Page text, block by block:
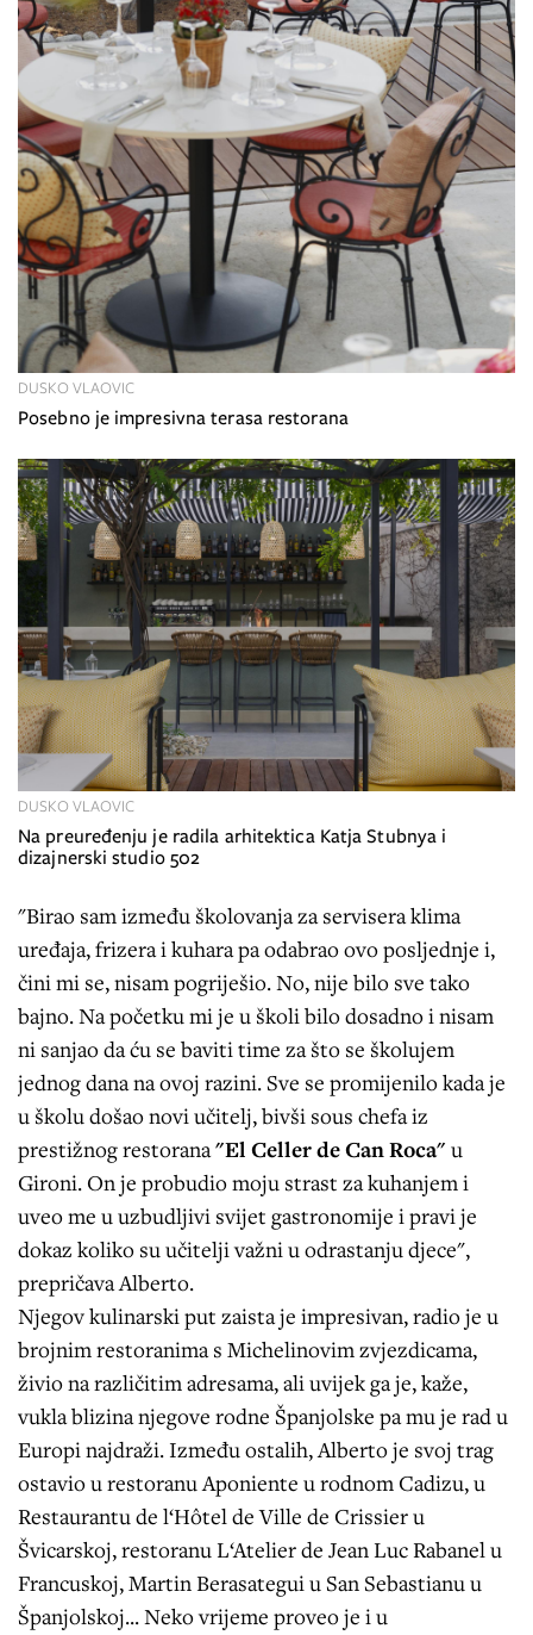
Posebno je impresivna terasa restorana
DUSKO VLAOVIC
Na preuređenju je radila arhitektica Katja Stubnya i
dizajnerski studio 502
DUSKO VLAOVIC
"Birao sam između školovanja za servisera klima
uređaja, frizera i kuhara pa odabrao ovo posljednje i,
čini mi se, nisam pogriješio. No, nije bilo sve tako
bajno. Na početku mi je u školi bilo dosadno i nisam
ni sanjao da ću se baviti time za što se školujem
jednog dana na ovoj razini. Sve se promijenilo kada je
u školu došao novi učitelj, bivši sous chefa iz
prestižnog restorana "El Celler de Can Roca" u
Gironi. On je probudio moju strast za kuhanjem i
uveo me u uzbudljivi svijet gastronomije i pravi je
dokaz koliko su učitelji važni u odrastanju djece",
prepričava Alberto.
Njegov kulinarski put zaista je impresivan, radio je u
brojnim restoranima s Michelinovim zvjezdicama,
živio na različitim adresama, ali uvijek ga je, kaže,
vukla blizina njegove rodne Španjolske pa mu je rad u
Europi najdraži. Između ostalih, Alberto je svoj trag
ostavio u restoranu Aponiente u rodnom Cadizu, u
Restaurantu de l‘Hôtel de Ville de Crissier u
Švicarskoj, restoranu L‘Atelier de Jean Luc Rabanel u
Francuskoj, Martin Berasategui u San Sebastianu u
Španjolskoj... Neko vrijeme proveo je i u